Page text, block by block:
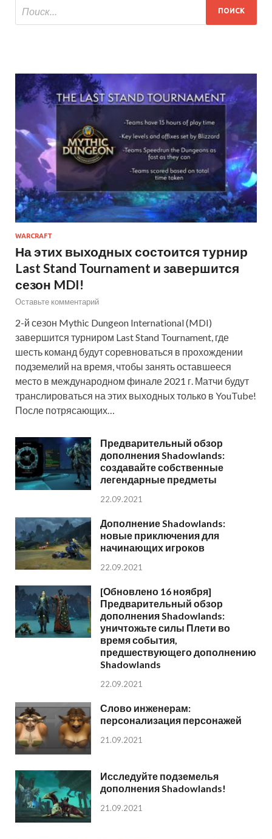
WARCRAFT
На этих выходных состоится турнир
Last Stand Tournament и завершится
сезон MDI!
Оставьте комментарий
2-й сезон Mythic Dungeon International (MDI)
завершится турниром Last Stand Tournament, где
шесть команд будут соревноваться в прохождении
подземелий на время, чтобы занять оставшееся
место в международном финале 2021 г. Матчи будут
транслироваться на этих выходных только в YouTube!
После потрясающих…
Предварительный обзор
дополнения Shadowlands:
создавайте собственные
легендарные предметы
22.09.2021
Дополнение Shadowlands:
новые приключения для
начинающих игроков
22.09.2021
[Обновлено 16 ноября]
Предварительный обзор
дополнения Shadowlands:
уничтожьте силы Плети во
время события,
предшествующего дополнению
Shadowlands
22.09.2021
Слово инженерам:
персонализация персонажей
21.09.2021
Исследуйте подземелья
дополнения Shadowlands!
21.09.2021